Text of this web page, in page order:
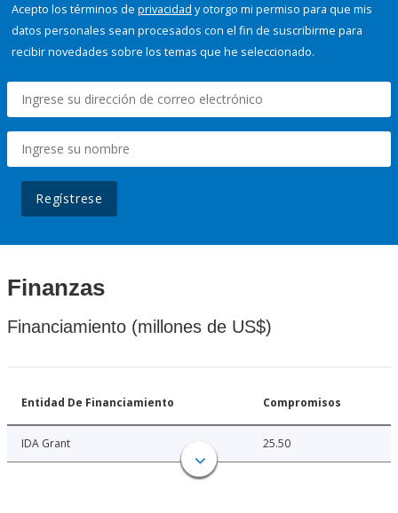
Acepto los términos de privacidad y otorgo mi permiso para que mis
datos personales sean procesados con el fin de suscribirme para
recibir novedades sobre los temas que he seleccionado.
Regístrese
Finanzas
Financiamiento (millones de US$)
Entidad De Financiamiento Compromisos
IDA Grant 25.50